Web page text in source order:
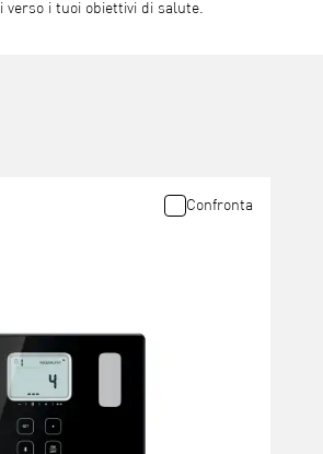
verso i tuoi obiettivi di salute.
Confronta